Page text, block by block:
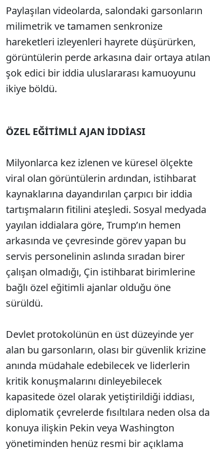
Sesi Aç
Paylaşılan videolarda, salondaki garsonların
milimetrik ve tamamen senkronize
hareketleri izleyenleri hayrete düşürürken,
görüntülerin perde arkasına dair ortaya atılan
şok edici bir iddia uluslararası kamuoyunu
ikiye böldü.
ÖZEL EĞİTİMLİ AJAN İDDİASI
Milyonlarca kez izlenen ve küresel ölçekte
viral olan görüntülerin ardından, istihbarat
kaynaklarına dayandırılan çarpıcı bir iddia
tartışmaların fitilini ateşledi. Sosyal medyada
yayılan iddialara göre, Trump’ın hemen
arkasında ve çevresinde görev yapan bu
servis personelinin aslında sıradan birer
çalışan olmadığı, Çin istihbarat birimlerine
bağlı özel eğitimli ajanlar olduğu öne
sürüldü.
Devlet protokolünün en üst düzeyinde yer
alan bu garsonların, olası bir güvenlik krizine
anında müdahale edebilecek ve liderlerin
kritik konuşmalarını dinleyebilecek
kapasitede özel olarak yetiştirildiği iddiası,
diplomatik çevrelerde fısıltılara neden olsa da
konuya ilişkin Pekin veya Washington
yönetiminden henüz resmi bir açıklama